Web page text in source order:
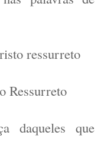
ressurreto
Ressurreto
daqueles que